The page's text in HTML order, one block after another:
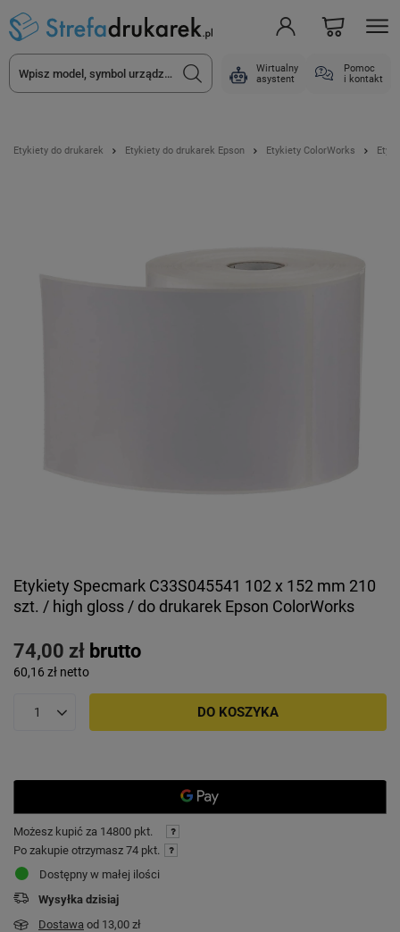
Wirtualny
asystent
Pomoc
i kontakt
Etykiety do drukarek Etykiety do drukarek Epson Etykiety ColorWorks
Etykiety Specmark C33S045541 102 x 152 mm 210
szt. / high gloss / do drukarek Epson ColorWorks
74,00 zł brutto
60,16 zł netto
DO KOSZYKA
Możesz kupić za 14800 pkt.
Po zakupie otrzymasz 74 pkt.
Dostępny w małej ilości
Wysyłka dzisiaj
Dostawa od 13,00 zł